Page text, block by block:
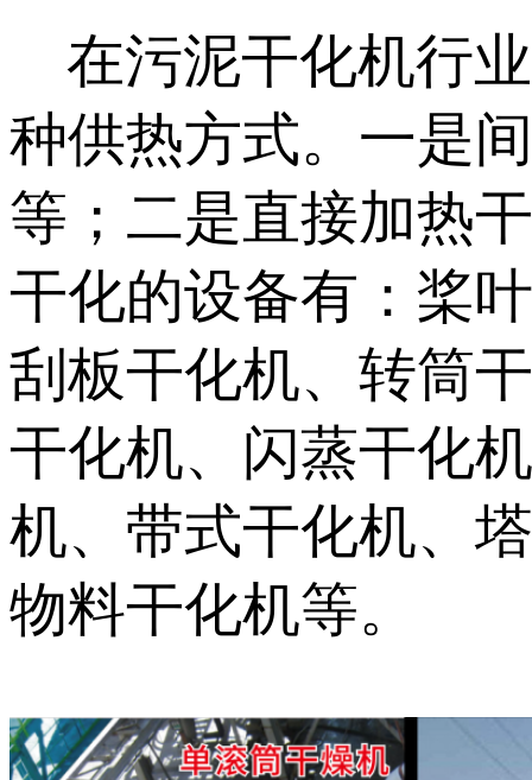
在污泥干化机行
种供热方式。一是
等；二是直接加热
干化的设备有：桨
刮板干化机、转筒
干化机、闪蒸干化
机、带式干化机、
物料干化机等。